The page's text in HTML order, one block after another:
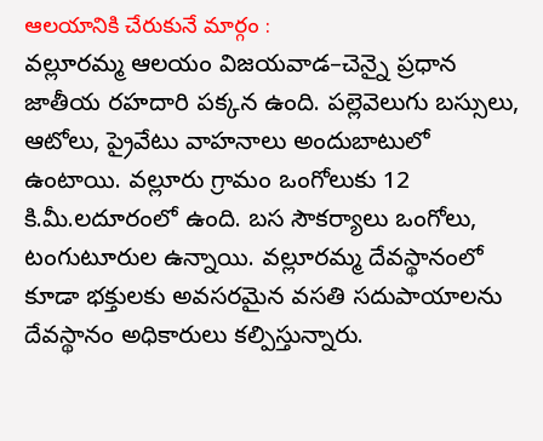
ఆలయానికి చేరుకునే మార్గం :
వల్లూరమ్మ ఆలయం విజయవాడ–చెన్నై ప్రధాన
జాతీయ రహదారి పక్కన ఉంది. పల్లెవెలుగు బస్సులు,
ఆటోలు, ప్రైవేటు వాహనాలు అందుబాటులో
ఉంటాయి. వల్లూరు గ్రామం ఒంగోలుకు 12
కి.మీ.లదూరంలో ఉంది. బస సౌకర్యాలు ఒంగోలు,
టంగుటూరుల ఉన్నాయి. వల్లూరమ్మ దేవస్థానంలో
కూడా భక్తులకు అవసరమైన వసతి సదుపాయాలను
దేవస్థానం అధికారులు కల్పిస్తున్నారు.